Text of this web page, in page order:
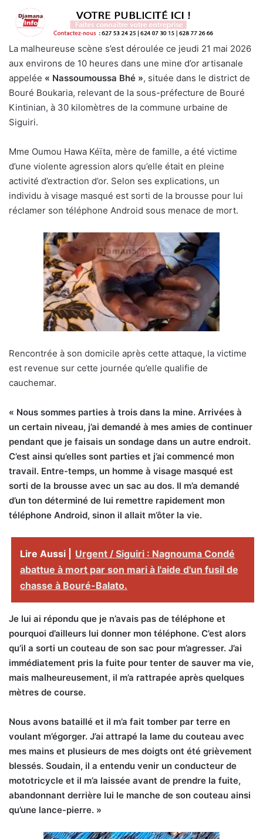
La malheureuse scène s’est déroulée ce jeudi 21 mai 2026
aux environs de 10 heures dans une mine d’or artisanale
appelée « Nassoumoussa Bhé », située dans le district de
Bouré Boukaria, relevant de la sous-préfecture de Bouré
Kintinian, à 30 kilomètres de la commune urbaine de
Siguiri.
Mme Oumou Hawa Kéïta, mère de famille, a été victime
d’une violente agression alors qu’elle était en pleine
activité d’extraction d’or. Selon ses explications, un
individu à visage masqué est sorti de la brousse pour lui
réclamer son téléphone Android sous menace de mort.
Rencontrée à son domicile après cette attaque, la victime
est revenue sur cette journée qu’elle qualifie de
cauchemar.
« Nous sommes parties à trois dans la mine. Arrivées à
un certain niveau, j’ai demandé à mes amies de continuer
pendant que je faisais un sondage dans un autre endroit.
C’est ainsi qu’elles sont parties et j’ai commencé mon
travail. Entre-temps, un homme à visage masqué est
sorti de la brousse avec un sac au dos. Il m’a demandé
d’un ton déterminé de lui remettre rapidement mon
téléphone Android, sinon il allait m’ôter la vie.
Lire Aussi |
Urgent / Siguiri : Nagnouma Condé
abattue à mort par son mari à l'aide d'un fusil de
chasse à Bouré-Balato.
Je lui ai répondu que je n’avais pas de téléphone et
pourquoi d’ailleurs lui donner mon téléphone. C’est alors
qu’il a sorti un couteau de son sac pour m’agresser. J’ai
immédiatement pris la fuite pour tenter de sauver ma vie,
mais malheureusement, il m’a rattrapée après quelques
mètres de course.
Nous avons bataillé et il m’a fait tomber par terre en
voulant m’égorger. J’ai attrapé la lame du couteau avec
mes mains et plusieurs de mes doigts ont été grièvement
blessés. Soudain, il a entendu venir un conducteur de
mototricycle et il m’a laissée avant de prendre la fuite,
abandonnant derrière lui le manche de son couteau ainsi
qu’une lance-pierre. »